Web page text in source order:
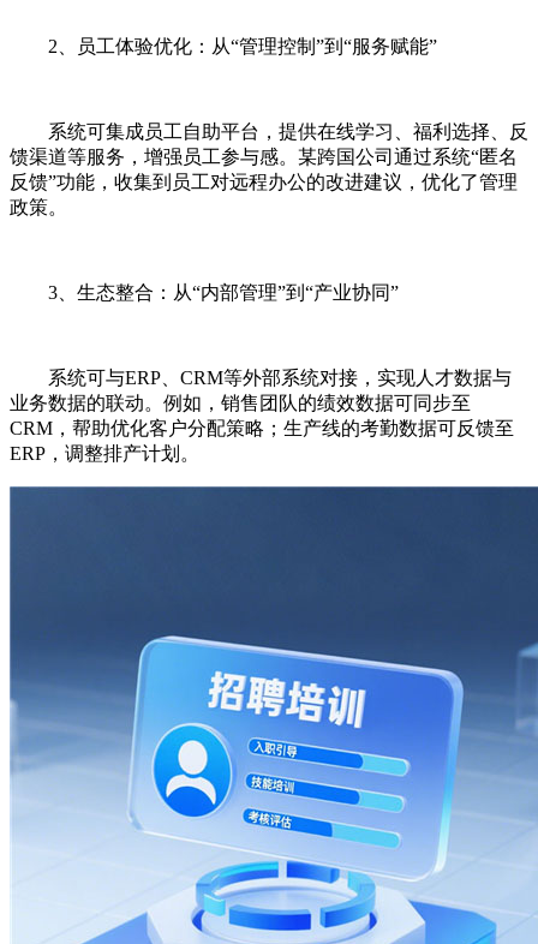
2、员工体验优化：从“管理控制”到“服务赋能”
系统可集成员工自助平台，提供在线学习、福利选择、反
馈渠道等服务，增强员工参与感。某跨国公司通过系统“匿名
反馈”功能，收集到员工对远程办公的改进建议，优化了管理
政策。
3、生态整合：从“内部管理”到“产业协同”
系统可与ERP、CRM等外部系统对接，实现人才数据与
业务数据的联动。例如，销售团队的绩效数据可同步至
CRM，帮助优化客户分配策略；生产线的考勤数据可反馈至
ERP，调整排产计划。